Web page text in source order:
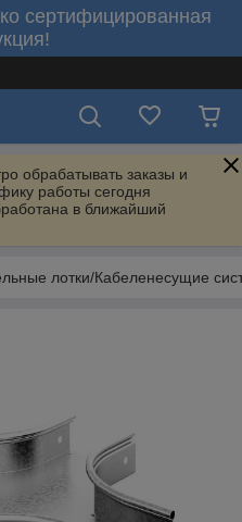
сертифицированная
обрабатывать заказы и
работы сегодня
в ближайший
лотки/Кабеленесущие